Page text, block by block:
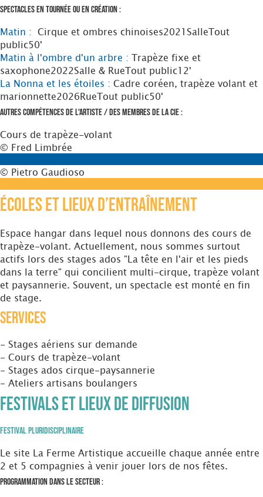
Spectacles en tournée ou en création :
Matin : Cirque et ombres chinoises2021 SalleTout
public50'
Matin à l'ombre d'un arbre : Trapèze fixe et
saxophone2022Salle & RueTout public12'
La Nonna et les étoiles : Cadre coréen, trapèze volant et
marionnette2026RueTout public50'
Autres compétences de l'artiste / des membres de la Cie :
Cours de trapèze-volant
© Fred Limbrée
© Pietro Gaudioso
Écoles et Lieux d’entraînement
Espace hangar dans lequel nous donnons des cours de
trapèze-volant. Actuellement, nous sommes surtout
actifs lors des stages ados "La tête en l'air et les pieds
dans la terre" qui concilient multi-cirque, trapèze volant
et paysannerie. Souvent, un spectacle est monté en fin
de stage.
Services
- Stages aériens sur demande
- Cours de trapèze-volant
- Stages ados cirque-paysannerie
- Ateliers artisans boulangers
Festivals et Lieux de diffusion
Festival Pluridisciplinaire
Le site La Ferme Artistique accueille chaque année entre
2 et 5 compagnies à venir jouer lors de nos fêtes.
Programmation dans le secteur :